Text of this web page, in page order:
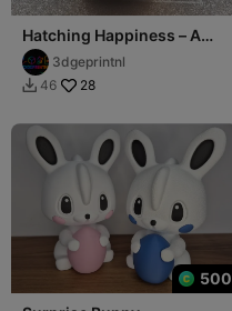
Hatching Happiness – A
Bunny’s Sweet Surprise
3dgeprintnl
 46 28
500